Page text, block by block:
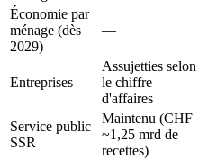
Économie par
ménage (dès
2029)
—
Entreprises
Assujetties selon
le chiffre
d'affaires
Service public
SSR
Maintenu (CHF
~1,25 mrd de
recettes)